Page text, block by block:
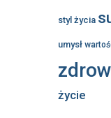
styl życia
umysł
życie